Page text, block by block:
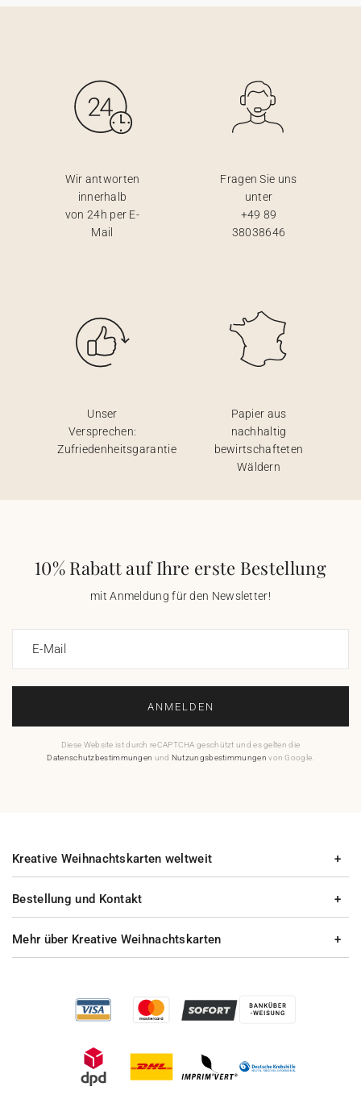
Wir antworten
innerhalb
von 24h per E-
Mail
Fragen Sie uns
unter
+49 89
38038646
Unser
Versprechen:
Zufriedenheitsgarantie
Papier aus
nachhaltig
bewirtschafteten
Wäldern
10% Rabatt auf Ihre erste Bestellung
mit Anmeldung für den Newsletter!
E-Mail
ANMELDEN
Diese Website ist durch reCAPTCHA geschützt und es gelten die
Datenschutzbestimmungen und Nutzungsbestimmungen von Google.
Bestellung und Kontakt
Mehr über Kreative Weihnachtskarten
Kreative Weihnachtskarten weltweit